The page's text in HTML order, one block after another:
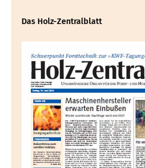
Das Holz-Zentralblatt